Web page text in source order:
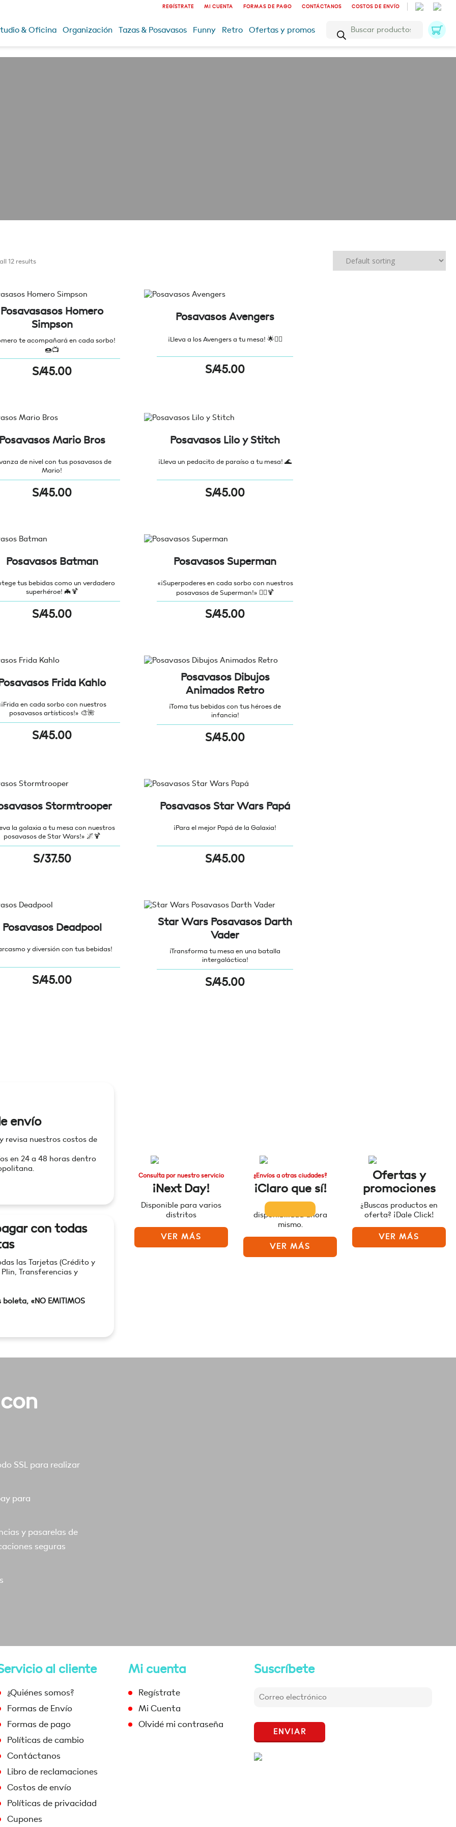
REGÍSTRATE MI CUENTA FORMAS DE PAGO CONTÁCTANOS COSTOS DE ENVÍO
& Oficina Organización Tazas & Posavasos Funny Retro Ofertas y promos
Búsqueda
productos
12 results
Posavasasos Homero
Simpson
te acompañará en cada sorbo!
🍩📺
S/45.00
Posavasos Avengers
¡Lleva a los Avengers a tu mesa! 🌟🦸‍♂️
S/45.00
Posavasos Mario Bros
de nivel con tus posavasos de
Mario!
S/45.00
Posavasos Lilo y Stitch
¡Lleva un pedacito de paraíso a tu mesa! 🌊
S/45.00
Posavasos Batman
tus bebidas como un verdadero
superhéroe! 🦇🍹
S/45.00
Posavasos Superman
«¡Superpoderes en cada sorbo con nuestros
posavasos de Superman!» 🦸‍♂️🍹
S/45.00
Frida Kahlo
en cada sorbo con nuestros
posavasos artísticos!» 🎨🌺
S/45.00
Posavasos Dibujos
Animados Retro
¡Toma tus bebidas con tus héroes de
infancia!
S/45.00
Stormtrooper
la galaxia a tu mesa con nuestros
posavasos de Star Wars!» 🌌🍹
S/37.50
Posavasos Star Wars Papá
¡Para el mejor Papá de la Galaxia!
S/45.00
Posavasos Deadpool
y diversión con tus bebidas!
S/45.00
Star Wars Posavasos Darth
Vader
¡Transforma tu mesa en una batalla
intergaláctica!
S/45.00
envío
revisa nuestros costos de
en 24 a 48 horas dentro
con todas
las Tarjetas (Crédito y
Plin, Transferencias y
«NO EMITIMOS
Consulta por nuestro servicio
¡Next Day!
Disponible para varios
distritos
VER MÁS
¿Envíos a otras ciudades?
¡Claro que sí!
disponibilidad ahora
mismo.
VER MÁS
Ofertas y
promociones
¿Buscas productos en
oferta? ¡Dale Click!
VER MÁS
SSL para realizar
para
y pasarelas de
seguras
al cliente
¿Quiénes somos?
Formas de Envío
Formas de pago
Políticas de cambio
Contáctanos
Libro de reclamaciones
Costos de envío
Políticas de privacidad
Cupones
Mi cuenta
Regístrate
Mi Cuenta
Olvidé mi contraseña
Suscríbete
ENVIAR